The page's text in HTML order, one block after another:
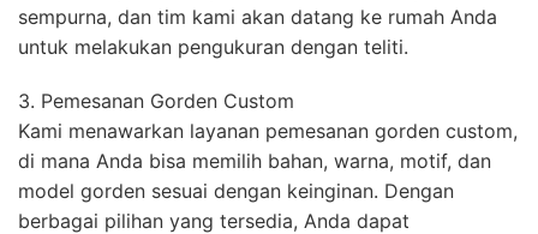
sempurna, dan tim kami akan datang ke rumah Anda
untuk melakukan pengukuran dengan teliti.
3. Pemesanan Gorden Custom
Kami menawarkan layanan pemesanan gorden custom,
di mana Anda bisa memilih bahan, warna, motif, dan
model gorden sesuai dengan keinginan. Dengan
berbagai pilihan yang tersedia, Anda dapat